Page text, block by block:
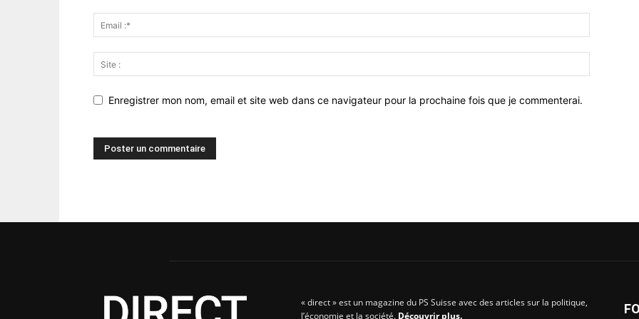
Enregistrer mon nom, email et site web dans ce navigateur pour la prochaine fois que je commenterai.
« direct » est un magazine du PS Suisse avec des articles sur la politique,
l’économie et la société. Découvrir plus.